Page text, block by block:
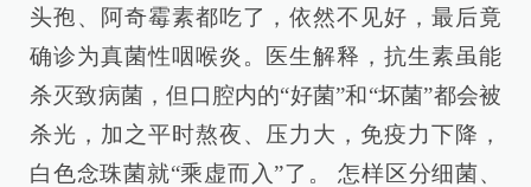
头孢、阿奇霉素都吃了，依然不见好，最后竟
确诊为真菌性咽喉炎。医生解释，抗生素虽能
杀灭致病菌，但口腔内的“好菌”和“坏菌”都会被
杀光，加之平时熬夜、压力大，免疫力下降，
白色念珠菌就“乘虚而入”了。 怎样区分细菌、